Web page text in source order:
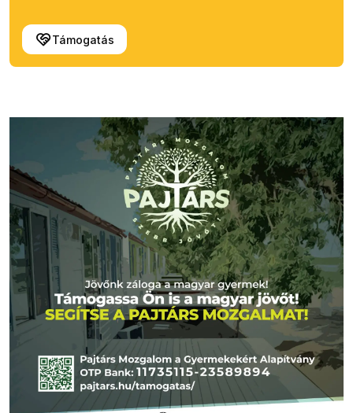
Támogatás